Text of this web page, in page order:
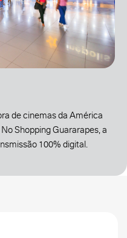
de cinemas da América
Shopping Guararapes, a
100% digital.